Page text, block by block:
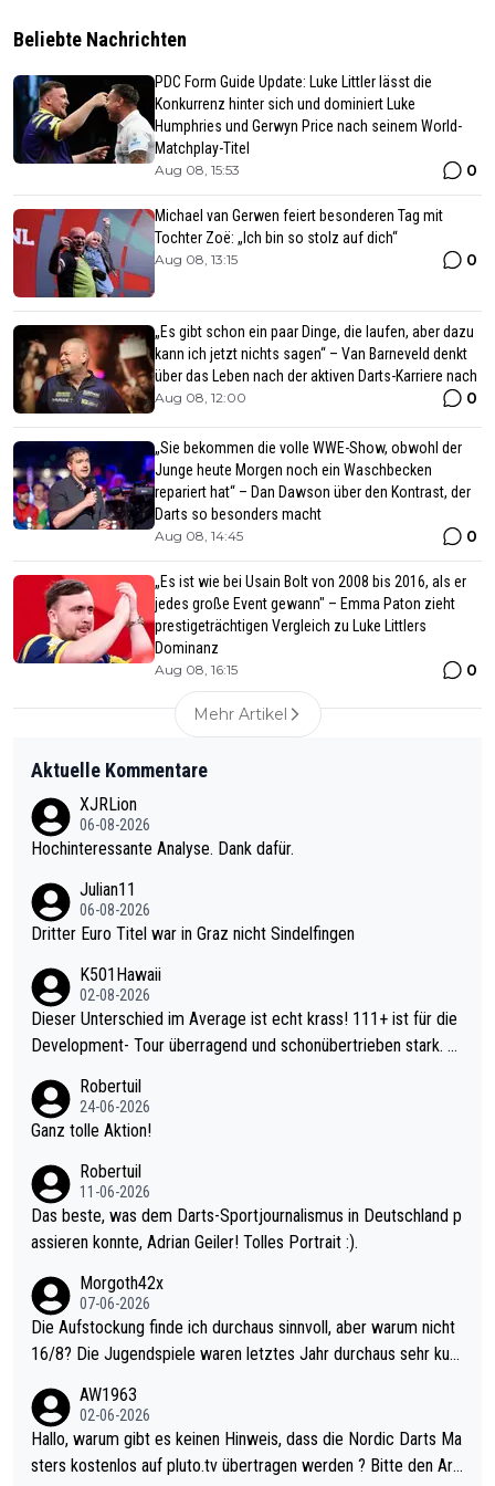
Beliebte Nachrichten
PDC Form Guide Update: Luke Littler lässt die
Konkurrenz hinter sich und dominiert Luke
Humphries und Gerwyn Price nach seinem World-
Matchplay-Titel
Aug 08, 15:53 0
Michael van Gerwen feiert besonderen Tag mit
Tochter Zoë: „Ich bin so stolz auf dich“
Aug 08, 13:15 0
„Es gibt schon ein paar Dinge, die laufen, aber dazu
kann ich jetzt nichts sagen“ – Van Barneveld denkt
über das Leben nach der aktiven Darts-Karriere nach
Aug 08, 12:00 0
„Sie bekommen die volle WWE-Show, obwohl der
Junge heute Morgen noch ein Waschbecken
repariert hat“ – Dan Dawson über den Kontrast, der
Darts so besonders macht
Aug 08, 14:45 0
„Es ist wie bei Usain Bolt von 2008 bis 2016, als er
jedes große Event gewann" – Emma Paton zieht
prestigeträchtigen Vergleich zu Luke Littlers
Dominanz
Aug 08, 16:15 0
Mehr Artikel
Aktuelle Kommentare
XJRLion
06-08-2026
Hochinteressante Analyse. Dank dafür.
Julian11
06-08-2026
Dritter Euro Titel war in Graz nicht Sindelfingen
K501Hawaii
02-08-2026
Dieser Unterschied im Average ist echt krass! 111+ ist für die
Development- Tour überragend und schonübertrieben stark. U
mal 40+ erst recht. Da gewinnst keinen Blumentopf - ist ja noc
h krasser wie ein Pokalspiel eines Kreisligisten vs einem Bund
Robertuil
24-06-2026
Ganz tolle Aktion!
Robertuil
11-06-2026
Das beste, was dem Darts-Sportjournalismus in Deutschland p
assieren konnte, Adrian Geiler! Tolles Portrait :).
Morgoth42x
07-06-2026
Die Aufstockung finde ich durchaus sinnvoll, aber warum nicht
16/8? Die Jugendspiele waren letztes Jahr durchaus sehr kurz
Allerdings ist Mitchell Lawrie als Nummer 1 der Welt eh qualifi
ziert. Somit ändert die automatische Qualifikation des Weltmei
sters erstmal nichts. Ich denke sie wollen damit für nächstes J
AW1963
02-06-2026
Hallo, warum gibt es keinen Hinweis, dass die Nordic Darts Ma
sters kostenlos auf pluto.tv übertragen werden ? Bitte den Arti